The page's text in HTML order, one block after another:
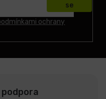
ochrany
se